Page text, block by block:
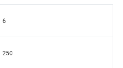
6
250